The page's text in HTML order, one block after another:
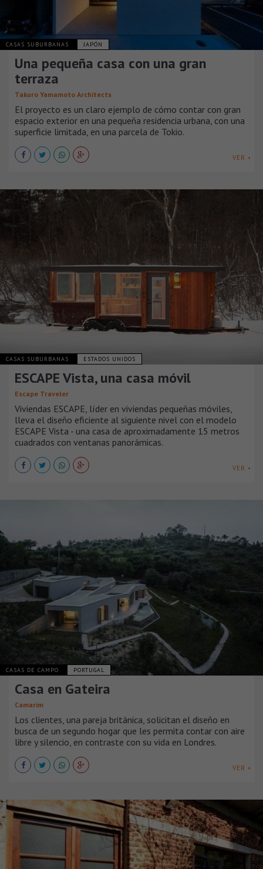
CASAS SUBURBANAS JAPÓN
Una pequeña casa con una gran
terraza
Takuro Yamamoto Architects
El proyecto es un claro ejemplo de cómo contar con gran
espacio exterior en una pequeña residencia urbana, con una
superficie limitada, en una parcela de Tokio.
VER +
CASAS SUBURBANAS ESTADOS UNIDOS
ESCAPE Vista, una casa móvil
Escape Traveler
Viviendas ESCAPE, líder en viviendas pequeñas móviles,
lleva el diseño eficiente al siguiente nivel con el modelo
ESCAPE Vista - una casa de aproximadamente 15 metros
cuadrados con ventanas panorámicas.
VER +
CASAS DE CAMPO PORTUGAL
Casa en Gateira
Camarim
Los clientes, una pareja británica, solicitan el diseño en
busca de un segundo hogar que les permita contar con aire
libre y silencio, en contraste con su vida en Londres.
VER +